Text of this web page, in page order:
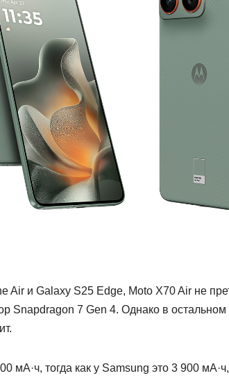
Air и Galaxy S25 Edge, Moto X70 Air не
Snapdragon 7 Gen 4. Однако в остальном
мА·ч, тогда как у Samsung это 3 900